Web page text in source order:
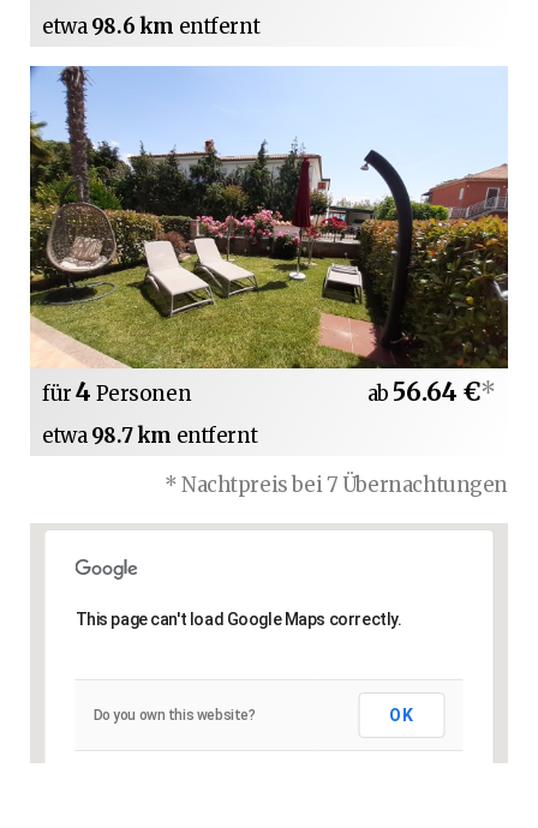
etwa98.6 km entfernt
für4 Personen
etwa98.7 km entfernt
ab 56.64 €*
* Nachtpreis bei 7 Übernachtungen
This page can't load Google Maps correctly.
Do you own this website? OK